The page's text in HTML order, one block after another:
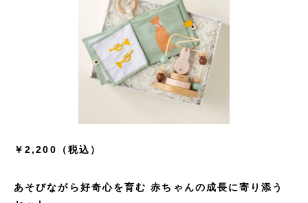
￥2,200（税込）
あそびながら好奇心を育む 赤ちゃんの成長に寄り添う